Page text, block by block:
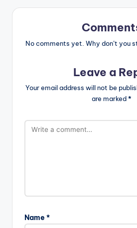
No comments yet. Why don’t you
Leave a
Your email address will not be
are marked*
Name *